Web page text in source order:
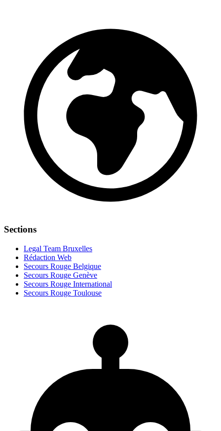
Sections
Legal Team Bruxelles
Rédaction Web
Secours Rouge Belgique
Secours Rouge Genève
Secours Rouge International
Secours Rouge Toulouse